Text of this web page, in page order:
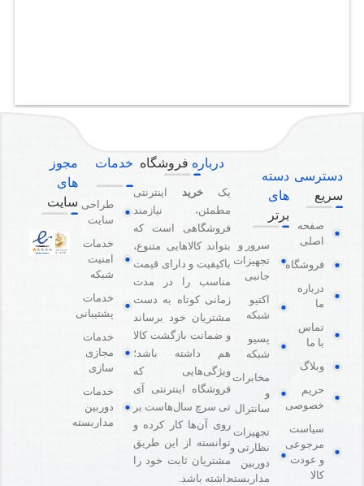
دسترسی
سریع
صفحه
اصلی
فروشگاه
درباره
ما
تماس
با ما
وبلاگ
حریم
خصوصی
سیاست
مرجوعی
و عودت
کالا
دسته
های
برتر
سرور و
تجهیزات
جانبی
اکتیو
شبکه
پسیو
شبکه
مخابرات
و
سانترال
تجهیزات
نظارتی و
دوربین
مداربسته
درباره فروشگاه
یک خریداینترنتی
مطمئن، نیازمند
فروشگاهی است که
بتواند کالاهایی متنوع،
باکیفیت و دارای قیمت
مناسب را در مدت
زمانی کوتاه به دست
مشتریان خود برساند
و ضمانت بازگشت کالا
هم داشته باشد؛
ویژگی‌هایی که
فروشگاه اینترنتی آی
تی سرچ سال‌هاست بر
روی آن‌ها کار کرده و
توانسته از این طریق
مشتریان ثابت خود را
داشته باشد.
خدمات
طراحی
سایت
خدمات
امنیت
شبکه
خدمات
پشتیبانی
خدمات
مجازی
سازی
خدمات
دوربین
مداربسته
مجوز
های
سایت